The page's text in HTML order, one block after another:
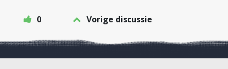
0 Vorige discussie